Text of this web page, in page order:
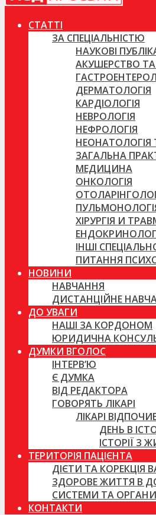
СТАТТІ
ЗА СПЕЦІАЛЬНІСТЮ
НАУКОВІ
АКУШЕРСТВО ТА
ДЕРМАТОЛОГІЯ
КАРДІОЛОГІЯ
НЕВРОЛОГІЯ
НЕФРОЛОГІЯ
НЕОНАТОЛОГІЯ
ЗАГАЛЬНА
МЕДИЦИНА
ОНКОЛОГІЯ
ХІРУРГІЯ И
ІНШІ
ПИТАННЯ
НОВИНИ
НАВЧАННЯ
ДИСТАНЦІЙНЕ
ДО УВАГИ
НАШІ ЗА КОРДОНОМ
ЮРИДИЧНА
ДУМКИ ВГОЛОС
ІНТЕРВ’Ю
Є ДУМКА
ВІД РЕДАКТОРА
ГОВОРЯТЬ ЛІКАРІ
ЛІКАРІ
ДЕНЬ В
ІСТОРІЇ З
ТЕРИТОРІЯ ПАЦІЄНТА
ДІЄТИ ТА КОРЕКЦІЯ
ЗДОРОВЕ ЖИТТЯ В
СИСТЕМИ ТА ОРГАНИ
КОНТАКТИ